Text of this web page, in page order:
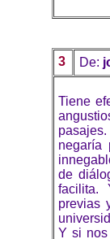
3 De:
Tiene
negaría
de
facilita.
previas
Y si nos